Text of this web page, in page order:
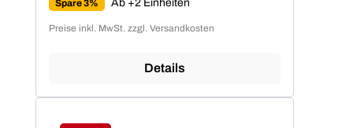
Spare 3% Ab +2 Einheiten
Preise inkl. MwSt. zzgl. Versandkosten
Details